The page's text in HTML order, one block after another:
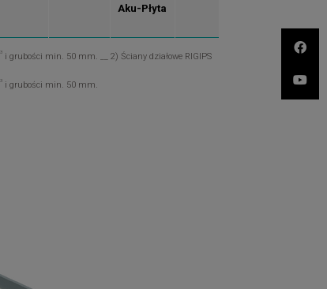
Aku-Płyta
3i grubości min. 50 mm. __ 2) Ściany działowe RIGIPS
3i grubości min. 50 mm.